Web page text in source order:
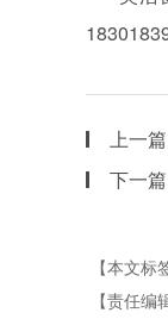
上一篇
下一篇
【本文标
【责任编